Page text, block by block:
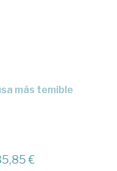
más temible
€